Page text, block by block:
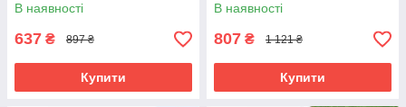
В наявності
637 ₴ 897 ₴
Купити
В наявності
807 ₴ 1 121 ₴
Купити